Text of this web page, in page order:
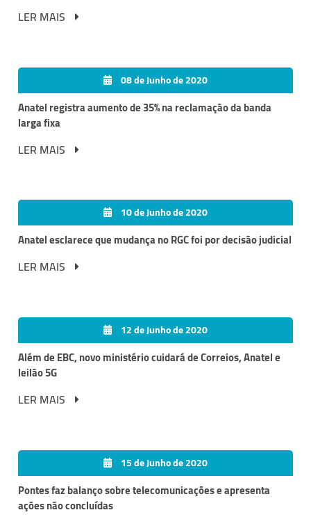
LER MAIS
08 de Junho de 2020
Anatel registra aumento de 35% na reclamação da banda
larga fixa
LER MAIS
10 de Junho de 2020
Anatel esclarece que mudança no RGC foi por decisão judicial
LER MAIS
12 de Junho de 2020
Além de EBC, novo ministério cuidará de Correios, Anatel e
leilão 5G
LER MAIS
15 de Junho de 2020
Pontes faz balanço sobre telecomunicações e apresenta
ações não concluídas